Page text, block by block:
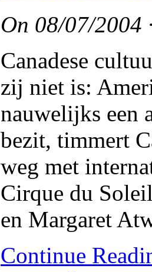
On 08/07/2004
Canadese
zij niet is:
nauwelijks een
bezit, timmert
weg met
Cirque du
en Margaret
Continue